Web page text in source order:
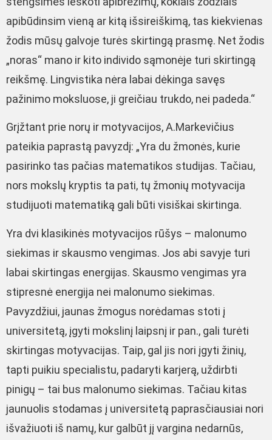
apibūdinsim vieną ar kitą išsireiškimą, tas kiekvienas
žodis mūsų galvoje turės skirtingą prasmę. Net žodis
„noras“ mano ir kito individo sąmonėje turi skirtingą
reikšmę. Lingvistika nėra labai dėkinga savęs
pažinimo moksluose, ji greičiau trukdo, nei padeda.“
Grįžtant prie norų ir motyvacijos, A.Markevičius
pateikia paprastą pavyzdį: „Yra du žmonės, kurie
pasirinko tas pačias matematikos studijas. Tačiau,
nors mokslų kryptis ta pati, tų žmonių motyvacija
studijuoti matematiką gali būti visiškai skirtinga.
Yra dvi klasikinės motyvacijos rūšys – malonumo
siekimas ir skausmo vengimas. Jos abi savyje turi
labai skirtingas energijas. Skausmo vengimas yra
stipresnė energija nei malonumo siekimas.
Pavyzdžiui, jaunas žmogus norėdamas stoti į
universitetą, įgyti mokslinį laipsnį ir pan., gali turėti
skirtingas motyvacijas. Taip, gal jis nori įgyti žinių,
tapti puikiu specialistu, padaryti karjerą, uždirbti
pinigų – tai bus malonumo siekimas. Tačiau kitas
jaunuolis stodamas į universitetą paprasčiausiai nori
išvažiuoti iš namų, kur galbūt jį vargina nedarnūs,